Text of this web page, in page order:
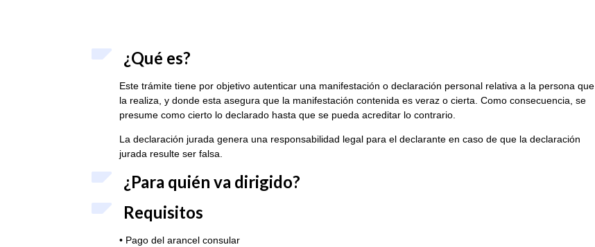
¿Qué es?
Este trámite tiene por objetivo autenticar una manifestación o declaración personal relativa a la persona que
la realiza, y donde esta asegura que la manifestación contenida es veraz o cierta. Como consecuencia, se
presume como cierto lo declarado hasta que se pueda acreditar lo contrario.
La declaración jurada genera una responsabilidad legal para el declarante en caso de que la declaración
jurada resulte ser falsa.
¿Para quién va dirigido?
Requisitos
• Pago del arancel consular